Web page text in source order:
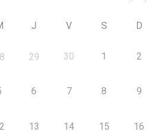
J V S D
29 30 1 2
6 7 8 9
13 14 15 16